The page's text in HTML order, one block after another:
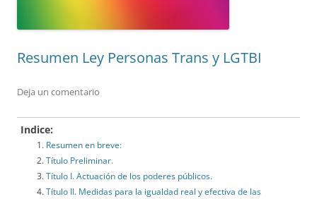
Resumen Ley Personas Trans y LGTBI
Deja un comentario
Indice:
Resumen en breve:
Título Preliminar.
Título I. Actuación de los poderes públicos.
Título II. Medidas para la igualdad real y efectiva de las